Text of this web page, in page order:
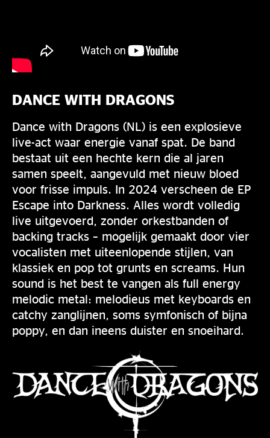
DANCE WITH DRAGONS
Dance with Dragons (NL) is een explosieve
live-act waar energie vanaf spat. De band
bestaat uit een hechte kern die al jaren
samen speelt, aangevuld met nieuw bloed
voor frisse impuls. In 2024 verscheen de EP
Escape into Darkness. Alles wordt volledig
live uitgevoerd, zonder orkestbanden of
backing tracks – mogelijk gemaakt door vier
vocalisten met uiteenlopende stijlen, van
klassiek en pop tot grunts en screams. Hun
sound is het best te vangen als full energy
melodic metal: melodieus met keyboards en
catchy zanglijnen, soms symfonisch of bijna
poppy, en dan ineens duister en snoeihard.